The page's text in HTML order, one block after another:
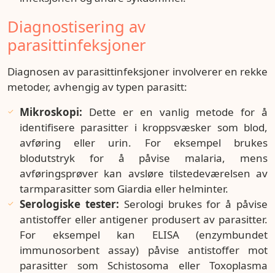
Diagnostisering av
parasittinfeksjoner
Diagnosen av parasittinfeksjoner involverer en rekke
metoder, avhengig av typen parasitt:
Mikroskopi: Dette er en vanlig metode for å
identifisere parasitter i kroppsvæsker som blod,
avføring eller urin. For eksempel brukes
blodutstryk for å påvise malaria, mens
avføringsprøver kan avsløre tilstedeværelsen av
tarmparasitter som Giardia eller helminter.
Serologiske tester: Serologi brukes for å påvise
antistoffer eller antigener produsert av parasitter.
For eksempel kan ELISA (enzymbundet
immunosorbent assay) påvise antistoffer mot
parasitter som Schistosoma eller Toxoplasma